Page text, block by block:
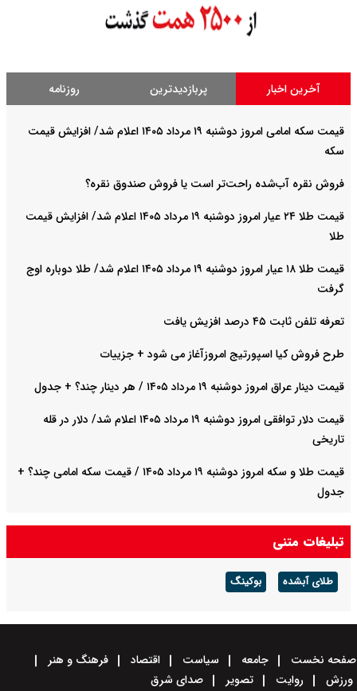
آخرین اخبار پربازدیدترین روزنامه
قیمت سکه امامی امروز دوشنبه ۱۹ مرداد ۱۴۰۵ اعلام شد/ افزایش قیمت
سکه
فروش نقره آب‌شده راحت‌تر است یا فروش صندوق نقره؟
قیمت طلا ۲۴ عیار امروز دوشنبه ۱۹ مرداد ۱۴۰۵ اعلام شد/ افزایش قیمت
طلا
قیمت طلا ۱۸ عیار امروز دوشنبه ۱۹ مرداد ۱۴۰۵ اعلام شد/ طلا دوباره اوج
گرفت
تعرفه تلفن ثابت ۴۵ درصد افزیش یافت
طرح فروش کیا اسپورتیج امروزآغاز می شود + جزییات
قیمت دینار عراق امروز دوشنبه ۱۹ مرداد ۱۴۰۵ / هر دینار چند؟ + جدول
قیمت دلار توافقی امروز دوشنبه ۱۹ مرداد ۱۴۰۵ اعلام شد/ دلار در قله
تاریخی
قیمت طلا و سکه امروز دوشنبه ۱۹ مرداد ۱۴۰۵ / قیمت سکه امامی چند؟ +
جدول
قیمت خودروهای سایپا امروز دوشنبه ۱۹ مرداد ۱۴۰۵ / قیمت چانگان چند؟
+ جدول
تبلیغات متنی
طلای آبشده بوکینگ
صفحه نخست جامعه سیاست اقتصاد
فرهنگ و هنر
ورزش
روایت تصویر صدای شرق